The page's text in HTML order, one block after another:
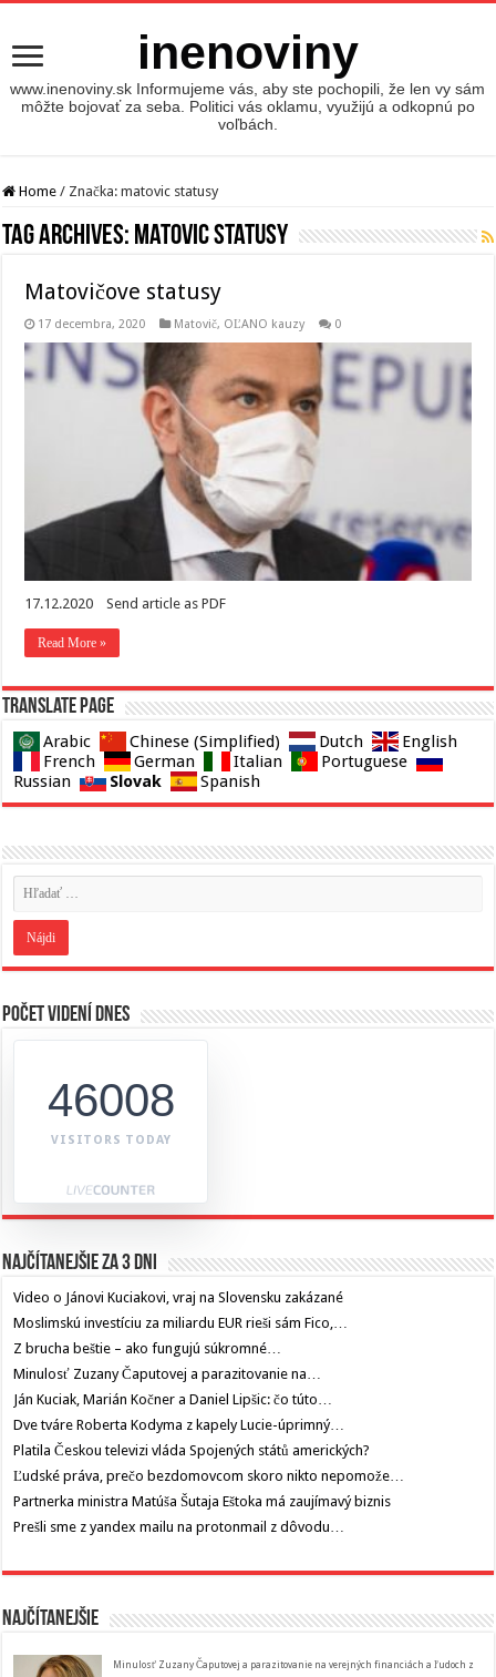
inenoviny
www.inenoviny.sk Informujeme vás, aby ste pochopili, že len vy sám
môžte bojovať za seba. Politici vás oklamu, využijú a odkopnú po
voľbách.
Home / Značka:matovic statusy
Tag Archives: matovic statusy
Matovičove statusy
17 decembra, 2020 Matovič, OĽANO kauzy 0
17.12.2020 Send article as PDF
Read More »
Translate page
Arabic Chinese (Simplified) Dutch
English
French
German Italian
Portuguese
Russian
Slovak Spanish
Počet videní dnes
46008
VISITORS TODAY
Najčítanejšie za 3 dni
Video o Jánovi Kuciakovi, vraj na Slovensku zakázané
Moslimskú investíciu za miliardu EUR rieši sám Fico,…
Z brucha beštie – ako fungujú súkromné…
Minulosť Zuzany Čaputovej a parazitovanie na…
Ján Kuciak, Marián Kočner a Daniel Lipšic: čo túto…
Dve tváre Roberta Kodyma z kapely Lucie-úprimný…
Platila Českou televizi vláda Spojených států amerických?
Ľudské práva, prečo bezdomovcom skoro nikto nepomože…
Partnerka ministra Matúša Šutaja Eštoka má zaujímavý biznis
Prešli sme z yandex mailu na protonmail z dôvodu…
Najčítanejšie
Minulosť Zuzany Čaputovej a parazitovanie na verejných financiách a ľudoch z